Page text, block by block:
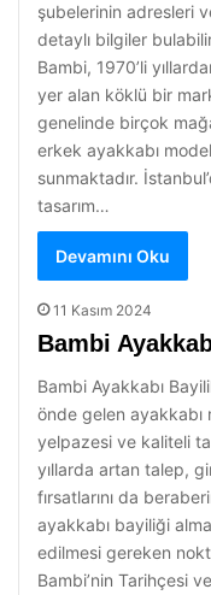
şubelerinin adresleri
detaylı bilgiler
Bambi, 1970’li
yer alan köklü bir
genelinde birçok
erkek ayakkabı
sunmaktadır.
tasarım…
Devamını Oku
11 Kasım 2024
Bambi
Bambi Ayakkabı
önde gelen ayakkabı
yelpazesi ve kaliteli
yıllarda artan talep,
fırsatlarını da
ayakkabı bayiliği
edilmesi gereken
Bambi’nin Tarihçesi